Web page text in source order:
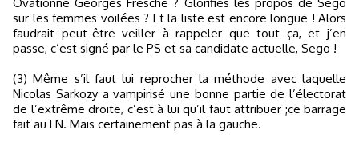
sur les femmes voilées ? Et la liste est encore longue ! Alors
faudrait peut-être veiller à rappeler que tout ça, et j’en
passe, c’est signé par le PS et sa candidate actuelle, Sego !
(3) Même s’il faut lui reprocher la méthode avec laquelle
Nicolas Sarkozy a vampirisé une bonne partie de l’électorat
de l’extrême droite, c’est à lui qu’il faut attribuer ;ce barrage
fait au FN. Mais certainement pas à la gauche.